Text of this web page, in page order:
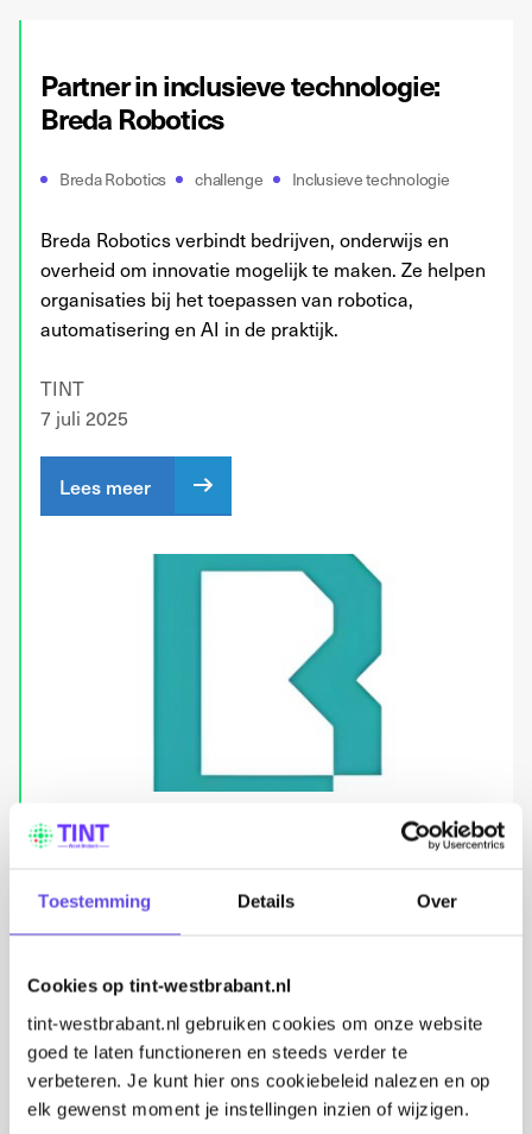
Toestemming Details Over
Cookies op tint-westbrabant.nl
tint-westbrabant.nl gebruiken cookies om onze website
goed te laten functioneren en steeds verder te
verbeteren. Je kunt hier ons cookiebeleid nalezen en op
elk gewenst moment je instellingen inzien of wijzigen.
Partner in inclusieve technologie:
Breda Robotics
Breda Robotics challenge Inclusieve technologie
Breda Robotics verbindt bedrijven, onderwijs en
overheid om innovatie mogelijk te maken. Ze helpen
organisaties bij het toepassen van robotica,
automatisering en AI in de praktijk.
TINT
7 juli 2025
Lees meer
Terugkijken: Koffietijd over
Heb je de uitzending van Koffietijd van 20 mei
gemist? Hier vertelde Marleen over inclusieve
technologie, voorbeelden uit de praktijk en de Daan
de Korte subsidie.